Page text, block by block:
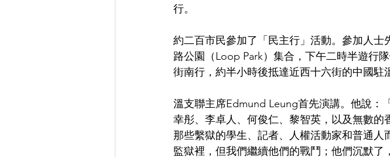
行。
約二百市民參加了「民主行」活動。參加人
路公園（Loop Park）集合，下午二時半遊行
街南行，約半小時後抵達近西十六街的中國駐
溫支聯主席Edmund Leung首先演講。他說：
幸彤、李卓人、何俊仁、黎智英，以及無數
那些繫獄的學生、記者、人權活動家和普通
監獄裡，但我們繼續他們的戰鬥；他們沉默